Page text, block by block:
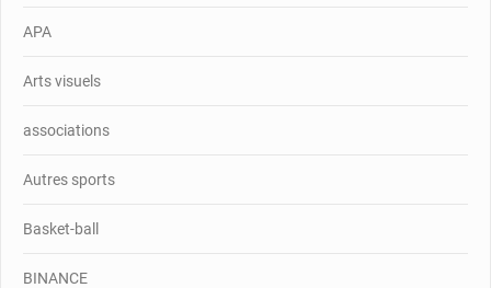
APA
Arts visuels
associations
Autres sports
Basket-ball
BINANCE